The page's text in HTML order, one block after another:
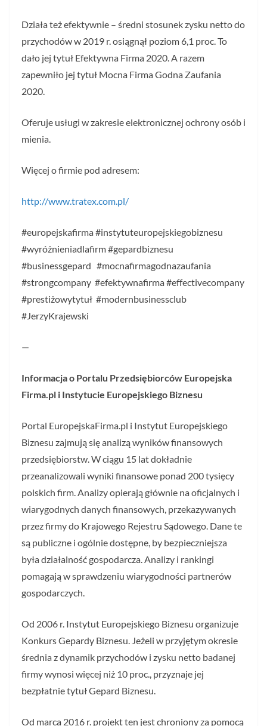
Działa też efektywnie – średni stosunek zysku netto do
przychodów w 2019 r. osiągnął poziom 6,1 proc. To
dało jej tytuł Efektywna Firma 2020. A razem
zapewniło jej tytuł Mocna Firma Godna Zaufania
2020.
Oferuje usługi w zakresie elektronicznej ochrony osób i
mienia.
Więcej o firmie pod adresem:
http://www.tratex.com.pl/
#europejskafirma #instytuteuropejskiegobiznesu
#wyróżnieniadlafirm #gepardbiznesu
#businessgepard #mocnafirmagodnazaufania
#strongcompany #efektywnafirma #effectivecompany
#prestiżowytytuł #modernbusinessclub
#JerzyKrajewski
—
Informacja o Portalu Przedsiębiorców Europejska
Firma.pl i Instytucie Europejskiego Biznesu
Portal EuropejskaFirma.pl i Instytut Europejskiego
Biznesu zajmują się analizą wyników finansowych
przedsiębiorstw. W ciągu 15 lat dokładnie
przeanalizowali wyniki finansowe ponad 200 tysięcy
polskich firm. Analizy opierają głównie na oficjalnych i
wiarygodnych danych finansowych, przekazywanych
przez firmy do Krajowego Rejestru Sądowego. Dane te
są publiczne i ogólnie dostępne, by bezpieczniejsza
była działalność gospodarcza. Analizy i rankingi
pomagają w sprawdzeniu wiarygodności partnerów
gospodarczych.
Od 2006 r. Instytut Europejskiego Biznesu organizuje
Konkurs Gepardy Biznesu. Jeżeli w przyjętym okresie
średnia z dynamik przychodów i zysku netto badanej
firmy wynosi więcej niż 10 proc., przyznaje jej
bezpłatnie tytuł Gepard Biznesu.
Od marca 2016 r. projekt ten jest chroniony za pomocą